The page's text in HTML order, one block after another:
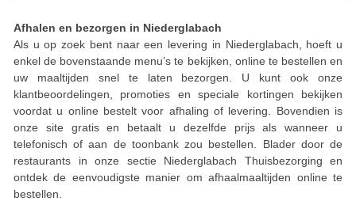
Afhalen en bezorgen in Niederglabach
Als u op zoek bent naar een levering in Niederglabach, hoeft u
enkel de bovenstaande menu’s te bekijken, online te bestellen en
uw maaltijden snel te laten bezorgen. U kunt ook onze
klantbeoordelingen, promoties en speciale kortingen bekijken
voordat u online bestelt voor afhaling of levering. Bovendien is
onze site gratis en betaalt u dezelfde prijs als wanneer u
telefonisch of aan de toonbank zou bestellen. Blader door de
restaurants in onze sectie Niederglabach Thuisbezorging en
ontdek de eenvoudigste manier om afhaalmaaltijden online te
bestellen.